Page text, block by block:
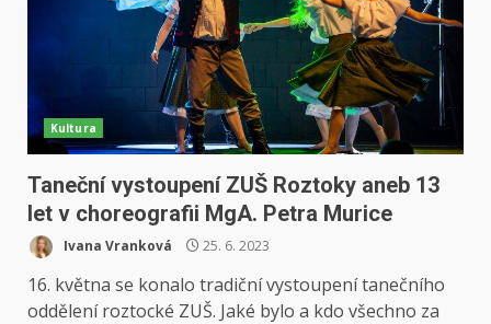
Kultura
Taneční vystoupení ZUŠ Roztoky aneb 13
let v choreografii MgA. Petra Murice
Ivana Vranková 25. 6. 2023
16. května se konalo tradiční vystoupení tanečního
oddělení roztocké ZUŠ. Jaké bylo a kdo všechno za